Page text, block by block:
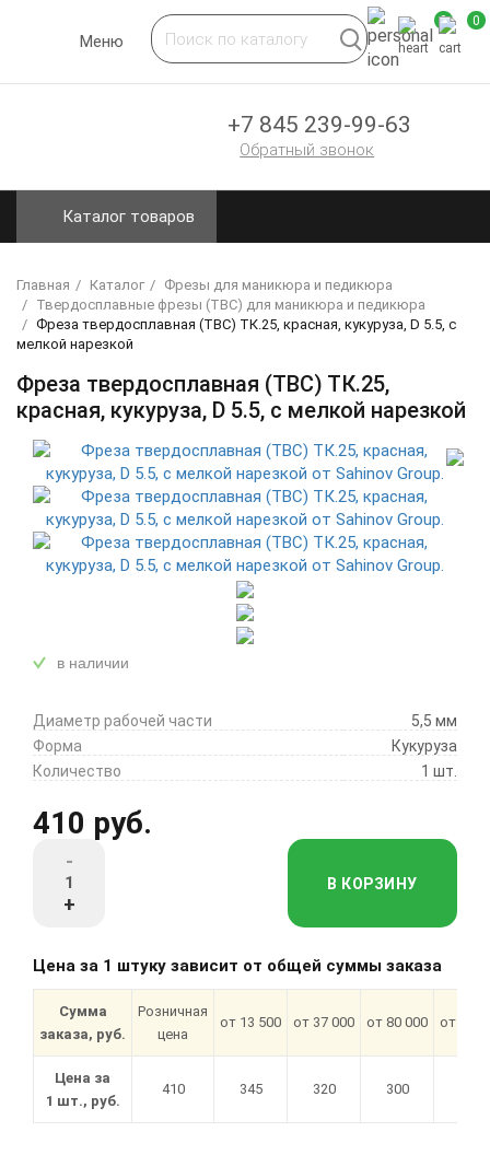
Toggle
Меню
0 0
+7 845 239-99-63
Обратный звонок
Каталог товаров
Главная Каталог
Фрезы для маникюра и педикюра
Твердосплавные фрезы (ТВС) для маникюра и педикюра
Фреза твердосплавная (ТВС) ТК.25, красная, кукуруза, D 5.5, с
мелкой нарезкой
Фреза твердосплавная (ТВС) ТК.25,
красная, кукуруза, D 5.5, с мелкой нарезкой
в наличии
Диаметр рабочей части
5,5 мм
Форма
Кукуруза
Количество
1 шт.
410 руб.
-
+
В КОРЗИНУ
Цена за 1 штуку зависит от общей суммы заказа
Сумма
заказа, руб.
Розничная
цена
от 13 500 от 37 000 от 80 000 от 180
Цена за
1 шт., руб.
410 345 320 300